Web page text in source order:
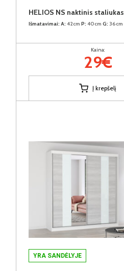
HELIOS NS naktinis staliukas
Išmatavimai: A: 42cm P: 40cm G: 36cm
Kaina:
29€
Į krepšelį
YRA SANDĖLYJE